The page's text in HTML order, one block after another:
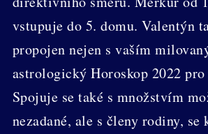
vstupuje do 5. domu. Valentýn
propojen nejen s vaším
astrologický Horoskop 2022 pro
Spojuje se také s množstvím
nezadané, ale s členy rodiny,